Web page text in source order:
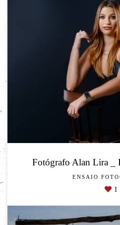
Fotógrafo Alan Lira _
ENSAIO
1